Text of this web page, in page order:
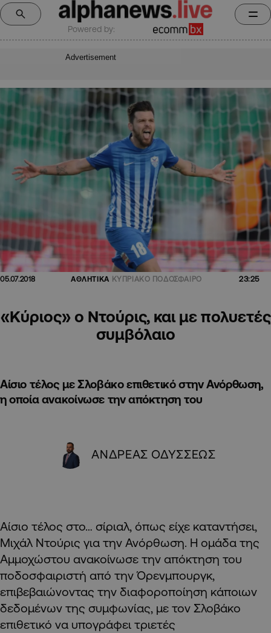
Powered by:
Advertisement
05.07.2018 ΑΘΛΗΤΙΚΑ ΚΥΠΡΙΑΚΟ ΠΟΔΟΣΦΑΙΡΟ 23:25
«Κύριος» ο Ντούρις, και με πολυετές
συμβόλαιο
Αίσιο τέλος με Σλοβάκο επιθετικό στην Ανόρθωση,
η οποία ανακοίνωσε την απόκτηση του
ΑΝΔΡΕΑΣ ΟΔΥΣΣΕΩΣ
Αίσιο τέλος στο… σίριαλ, όπως είχε καταντήσει,
Μιχάλ Ντούρις για την Ανόρθωση. Η ομάδα της
Αμμοχώστου ανακοίνωσε την απόκτηση του
ποδοσφαιριστή από την Όρενμπουργκ,
επιβεβαιώνοντας την διαφοροποίηση κάποιων
δεδομένων της συμφωνίας, με τον Σλοβάκο
επιθετικό να υπογράφει τριετές